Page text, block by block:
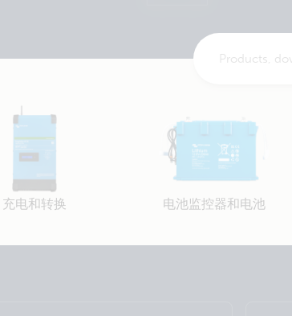
充电和转换 电池监控器和电池